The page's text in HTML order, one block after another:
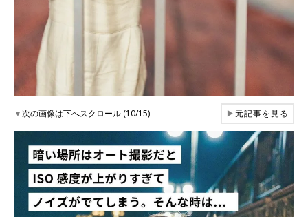
▼次の画像は下へスクロール (10/15) ▶元記事を見る